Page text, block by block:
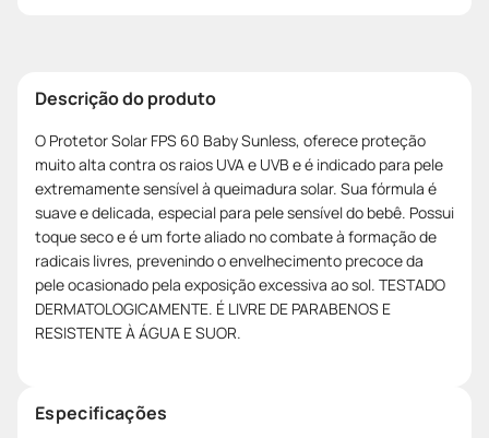
Descrição do produto
O Protetor Solar FPS 60 Baby Sunless, oferece proteção
muito alta contra os raios UVA e UVB e é indicado para pele
extremamente sensível à queimadura solar. Sua fórmula é
suave e delicada, especial para pele sensível do bebê. Possui
toque seco e é um forte aliado no combate à formação de
radicais livres, prevenindo o envelhecimento precoce da
pele ocasionado pela exposição excessiva ao sol. TESTADO
DERMATOLOGICAMENTE. É LIVRE DE PARABENOS E
RESISTENTE À ÁGUA E SUOR.
Especificações